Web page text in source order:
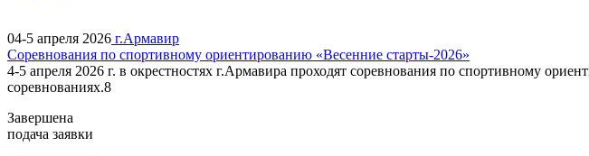
04-5 апреля 2026 г.Армавир
Соревнования по спортивному ориентированию «Весенние старты-2026»
4-5 апреля 2026 г. в окрестностях г.Армавира проходят соревнования по спортивному
соревнованиях.8
Завершена
подача заявки